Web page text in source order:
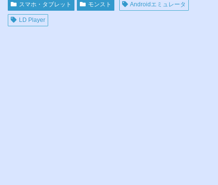
スマホ・タブレット モンスト Androidエミュレータ
LD Player